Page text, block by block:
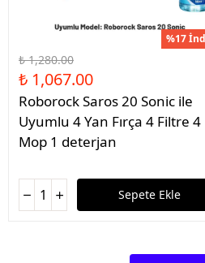
%17
₺ 1,280.00
₺ 1,067.00
Roborock Saros 20 Sonic ile
Uyumlu 4 Yan Fırça 4 Filtre 4
Mop 1 deterjan
Sepete Ekle